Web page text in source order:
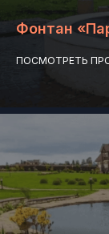
Фонтан
ПОСМОТРЕТЬ